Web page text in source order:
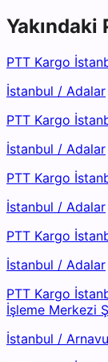
Yakındaki
PTT Kargo
İstanbul / Adalar
PTT Kargo
İstanbul / Adalar
PTT Kargo
İstanbul / Adalar
PTT Kargo
İstanbul / Adalar
PTT Kargo
İşleme Merkezi
İstanbul /